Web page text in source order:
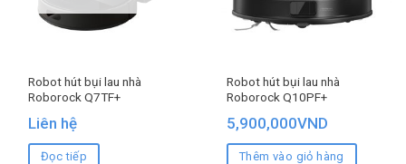
Robot hút bụi lau nhà
Roborock Q7TF+
Liên hệ
Đọc tiếp
Robot hút bụi lau nhà
Roborock Q10PF+
5,900,000VND
Thêm vào giỏ hàng